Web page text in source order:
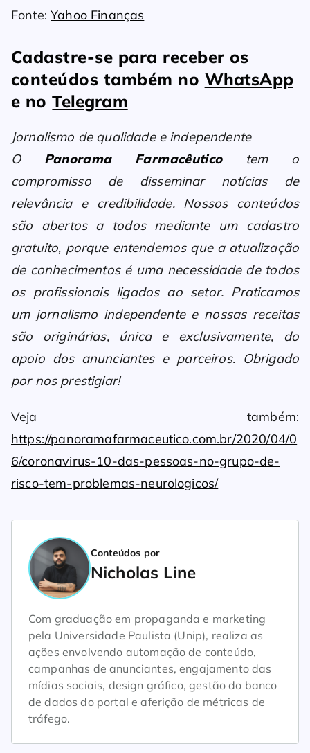
Fonte:Yahoo Finanças
Cadastre-se para receber os
conteúdos também no WhatsApp
e noTelegram
Jornalismo de qualidade e independente
O Panorama Farmacêuticotem o
compromisso de disseminar notícias de
relevância e credibilidade. Nossos conteúdos
são abertos a todos mediante um cadastro
gratuito, porque entendemos que a atualização
de conhecimentos é uma necessidade de todos
os profissionais ligados ao setor. Praticamos
um jornalismo independente e nossas receitas
são originárias, única e exclusivamente, do
apoio dos anunciantes e parceiros. Obrigado
por nos prestigiar!
Veja também:
https://panoramafarmaceutico.com.br/2020/04/0
6/coronavirus-10-das-pessoas-no-grupo-de-
risco-tem-problemas-neurologicos/
Conteúdos por
Nicholas Line
Com graduação em propaganda e marketing
pela Universidade Paulista (Unip), realiza as
ações envolvendo automação de conteúdo,
campanhas de anunciantes, engajamento das
mídias sociais, design gráfico, gestão do banco
de dados do portal e aferição de métricas de
tráfego.